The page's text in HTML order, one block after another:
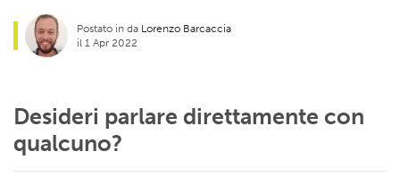
Postato in da Lorenzo Barcaccia
il 1 Apr 2022
Desideri parlare direttamente con
qualcuno?